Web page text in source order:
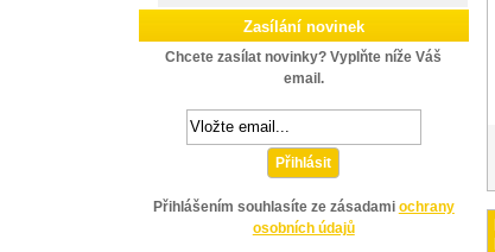
Zasílání novinek
Chcete zasílat novinky? Vyplňte níže Váš
email.
Přihlásit
Přihlášením souhlasíte ze zásadami ochrany
osobních údajů